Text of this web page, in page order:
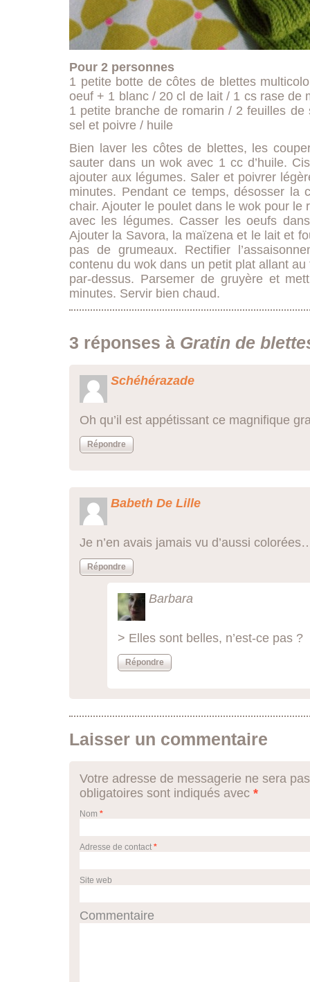
Pour 2 personnes
1 petite botte de côtes de blettes
oeuf + 1 blanc / 20 cl de lait / 1 cs rase de
1 petite branche de romarin / 2 feuilles
sel et poivre / huile
Bien laver les côtes de blettes, les
sauter dans un wok avec 1 cc d’huile.
ajouter aux légumes. Saler et poivrer
minutes. Pendant ce temps, désosser la
chair. Ajouter le poulet dans le wok pour le
avec les légumes. Casser les oeufs
Ajouter la Savora, la maïzena et le lait et
pas de grumeaux. Rectifier
contenu du wok dans un petit plat allant au
par-dessus. Parsemer de gruyère et
minutes. Servir bien chaud.
3 réponses à Gratin de
Schéhérazade
Oh qu’il est appétissant ce magnifique
Répondre
Babeth De Lille
Je n’en avais jamais vu d’aussi
Répondre
Barbara
> Elles sont belles, n’est-ce pas ?
Répondre
Laisser un commentaire
Votre adresse de messagerie ne sera
obligatoires sont indiqués avec *
Nom *
Adresse de contact *
Site web
Commentaire